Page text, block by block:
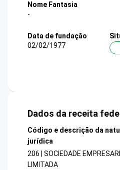
Nome Fantasia
-
Data de fundação
02/02/1977
Dados da receita
Código e descrição da
jurídica
206 | SOCIEDADE
LIMITADA